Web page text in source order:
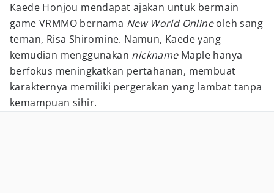
Kaede Honjou mendapat ajakan untuk bermain
game VRMMO bernama New World Onlineoleh sang
teman, Risa Shiromine. Namun, Kaede yang
kemudian menggunakan nickname Maple hanya
berfokus meningkatkan pertahanan, membuat
karakternya memiliki pergerakan yang lambat tanpa
kemampuan sihir.